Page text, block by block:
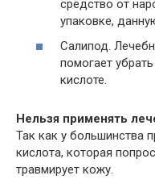
средство от
упаковке,
Салипод.
помогает
кислоте.
Нельзя применять
Так как у большинства
кислота, которая
травмирует кожу.